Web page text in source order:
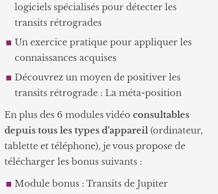
logiciels spécialisés pour détecter les
transits rétrogrades
Un exercice pratique pour appliquer les
connaissances acquises
Découvrez un moyen de positiver les
transits rétrograde : La méta-position
En plus des 6 modules vidéoconsultables
depuis tous les types d’appareil (ordinateur,
tablette et téléphone), je vous propose de
télécharger les bonus suivants :
Module bonus : Transits de Jupiter